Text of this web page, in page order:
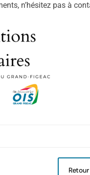
n’hésitez pas à